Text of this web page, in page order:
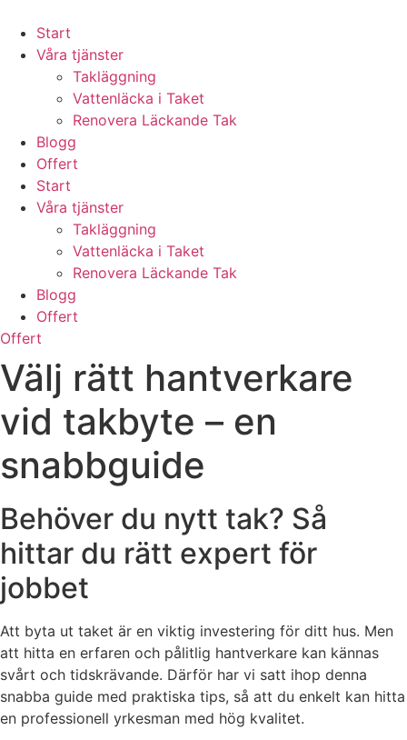
content
Start
Våra tjänster
Takläggning
Vattenläcka i Taket
Renovera Läckande Tak
Blogg
Offert
Start
Våra tjänster
Takläggning
Vattenläcka i Taket
Renovera Läckande Tak
Blogg
Offert
Offert
Välj rätt hantverkare
vid takbyte – en
snabbguide
Behöver du nytt tak? Så
hittar du rätt expert för
jobbet
Att byta ut taket är en viktig investering för ditt hus. Men
att hitta en erfaren och pålitlig hantverkare kan kännas
svårt och tidskrävande. Därför har vi satt ihop denna
snabba guide med praktiska tips, så att du enkelt kan hitta
en professionell yrkesman med hög kvalitet.